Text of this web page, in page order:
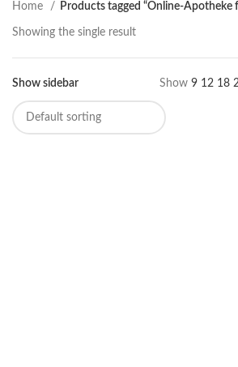
Home Products tagged “Online-Apotheke
Showing the single result
Show sidebar Show 9 12 18